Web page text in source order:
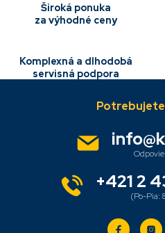
s
Široká ponuka
za výhodné ceny
Komplexná a dlhodobá
servisná podpora
info@
+421 2